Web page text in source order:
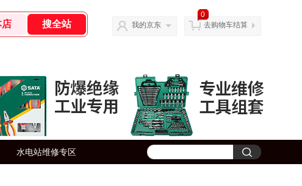
我的京东
0
去购物车结算
水电站维修专区